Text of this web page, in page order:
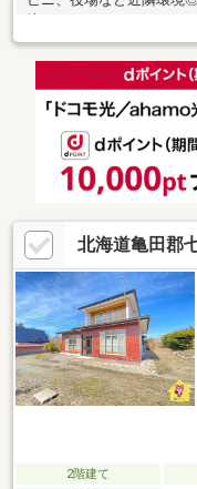
局・・・10分■七飯町役
事帰りの見学も大歓迎で
ださい。弊社は建設業許
ご相談もご安心ください
北海道亀田郡
2階建て